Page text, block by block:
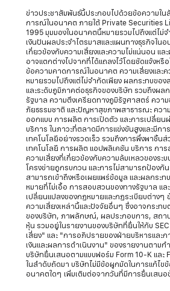
ข่าวประชาสัมพันธ์นี้ประกอบไปด้วยข้อความใ
การณ์ในอนาคต ภายใต้ Private Securities
1995 มุมมองในอนาคตนี้หมายรวมไปถึงแต่ไม่
เงินปันผลประจำไตรมาสและแผนทางธุรกิจใน
เกี่ยวข้องกับความเสี่ยงและความไม่แน่นอน แล
อาจแตกต่างไปจากที่ได้แถลงไว้โดยชัดแจ้งหรื
ข้อความคาดการณ์ในอนาคต ความเสี่ยงและ
หมายรวมไปถึงแต่ไม่จำกัดเพียง ผลกระทบขอ
และระดับภูมิภาคต่อธุรกิจของบริษัท รวมถึงผล
รัฐบาล ความตึงเครียดทางภูมิรัฐศาสตร์ ควา
ภัยธรรมชาติ และปัญหาสุขภาพสาธารณะ ควา
ออกแบบ การผลิต การเปิดตัว และการเปลี่ย
บริการ ในภาวะที่ตลาดมีการแข่งขันสูงและมีกา
เทคโนโลยีอย่างรวดเร็ว รวมถึงการพึ่งพาชิ้น
เทคโนโลยี การผลิต แอปพลิเคชัน บริการ การ
ความเสี่ยงที่เกี่ยวข้องกับความล้มเหลวของระบ
โครงข่ายถูกรบกวน และการไม่สามารถป้องกั
สามารถเข้าถึงหรือเผยแพร่ข้อมูล และผลกระ
หมายที่ไม่เอื้อ การสอบสวนของทางรัฐบาล แล
เปลี่ยนแปลงของกฏหมายและกฏระเบียบต่างๆ
ความเสี่ยงเหล่านี้และปัจจัยอื่นๆ ซึ่งอาจกระท
ของบริษัท, ภาพลักษณ์, ผลประกอบการ, สถาน
หุ้น รวมอยู่ในรายงานของบริษัทที่ยื่นให้กับ
เสี่ยง" และ "การอภิปรายของฝ่ายบริหารและก
เงินและผลการดำเนินงาน" ของรายงานตามก
บริษัทยื่นเสนอตามแบบฟอร์ม Form 10-K และ
ในลำดับถัดมา บริษัทไม่มีข้อผูกมัดในการแก้ไ
อนาคตใดๆ เพิ่มเติมต่อจากวันที่มีการยื่นเสน